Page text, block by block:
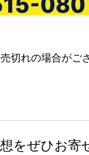
切れの場合がご
をぜひお寄